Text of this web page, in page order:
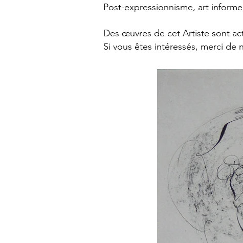
Post-expressionnisme, art
Des œuvres de cet Artiste sont
Si vous êtes intéressés, merci de